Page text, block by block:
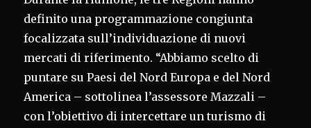
definito una programmazione congiunta
focalizzata sull’individuazione di nuovi
mercati di riferimento. “Abbiamo scelto di
puntare su Paesi del Nord Europa e del Nord
America – sottolinea l’assessore Mazzali –
con l’obiettivo di intercettare un turismo di